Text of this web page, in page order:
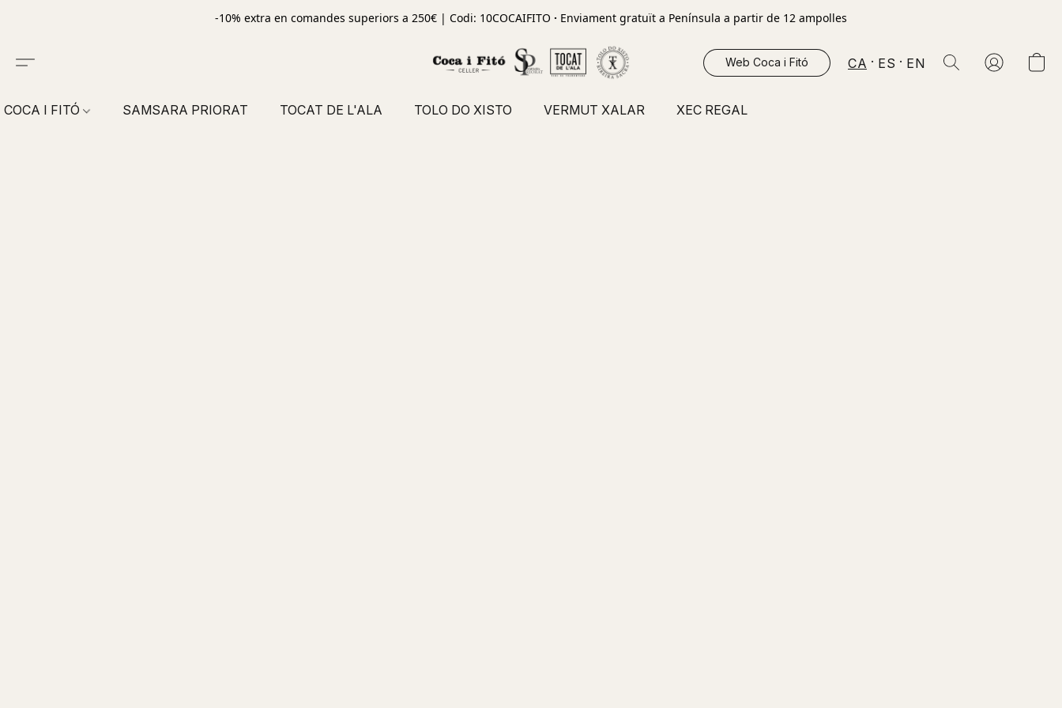
-10% extra en comandes superiors a 250€ | Codi: 10COCAIFITO · Enviament gratuït a Península a partir de 12 ampolles
Web Coca i Fitó CA ES EN
COCA I FITÓ SAMSARA PRIORAT TOCAT DE L'ALA TOLO DO XISTO VERMUT XALAR XEC REGAL